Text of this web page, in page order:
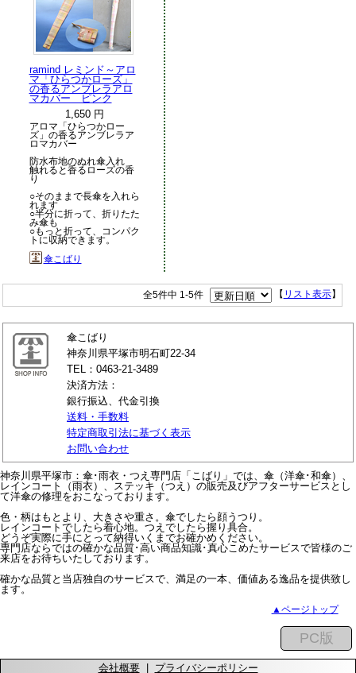
ramind レミンド～アロ
マ「ひらつかローズ」
の香るアンブレラアロ
マカバー ピンク
1,650 円
アロマ「ひらつかロー
ズ」の香るアンブレラア
ロマカバー
防水布地のぬれ傘入れ
触れると香るローズの香
り
○そのままで長傘を入れら
れます
○半分に折って、折りたた
み傘も
○もっと折って、コンパク
トに収納できます。
傘こばり
全5件中 1-5件 【 リスト表示】
傘こばり
神奈川県平塚市明石町22-34
TEL：0463-21-3489
決済方法：
銀行振込、代金引換
送料・手数料
特定商取引法に基づく表示
お問い合わせ
神奈川県平塚市：傘･雨衣・つえ専門店「こばり」では、傘（洋傘･和傘）、
レインコート（雨衣）、ステッキ（つえ）の販売及びアフターサービスとし
て洋傘の修理をおこなっております。
色・柄はもとより、大きさや重さ。傘でしたら顔うつり。
レインコートでしたら着心地。つえでしたら握り具合。
どうぞ実際に手にとって納得いくまでお確かめください。
専門店ならではの確かな品質･高い商品知識･真心こめたサービスで皆様のご
来店をお待ちいたしております。
確かな品質と当店独自のサービスで、満足の一本、価値ある逸品を提供致し
ます。
▲ページトップ
会社概要| プライバシーポリシー